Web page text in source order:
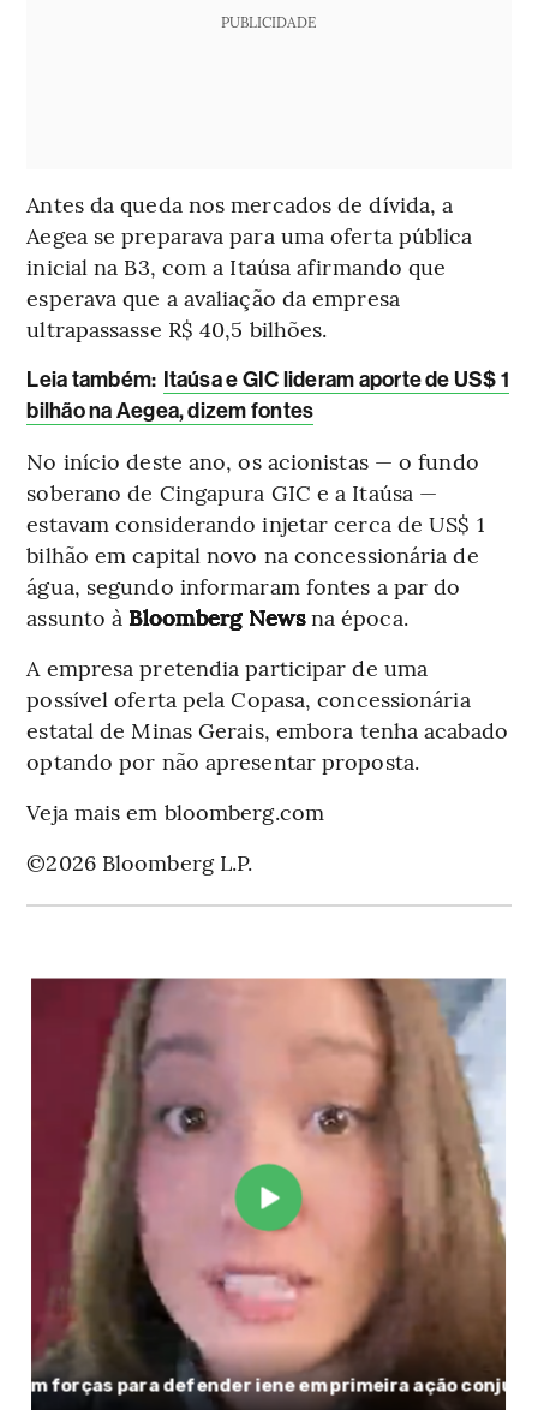
PUBLICIDADE
Antes da queda nos mercados de dívida, a
Aegea se preparava para uma oferta pública
inicial na B3, com a Itaúsa afirmando que
esperava que a avaliação da empresa
ultrapassasse R$ 40,5 bilhões.
Leia também: Itaúsa e GIC lideram aporte de US$ 1
bilhão na Aegea, dizem fontes
No início deste ano, os acionistas — o fundo
soberano de Cingapura GIC e a Itaúsa —
estavam considerando injetar cerca de US$ 1
bilhão em capital novo na concessionária de
água, segundo informaram fontes a par do
assunto à Bloomberg Newsna época.
A empresa pretendia participar de uma
possível oferta pela Copasa, concessionária
estatal de Minas Gerais, embora tenha acabado
optando por não apresentar proposta.
Veja mais em bloomberg.com
©2026 Bloomberg L.P.